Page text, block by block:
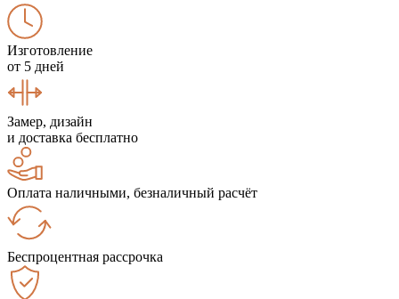
Изготовление
от 5 дней
Замер, дизайн
и доставка бесплатно
Оплата наличными, безналичный расчёт
Беспроцентная рассрочка